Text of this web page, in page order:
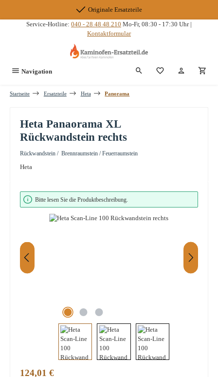
Originale Ersatzteile
Service-Hotline: 040 - 28 48 48 210 Mo-Fr, 08:30 - 17:30 Uhr |
Kontaktformular
Navigation Du hast 0
Startseite Ersatzteile Heta Panorama
Heta Panaorama XL
Rückwandstein rechts
Rückwandstein / Brennraumstein / Feuerraumstein
Heta
Bildergalerie überspringen
Bitte lesen Sie die Produktbeschreibung.
Regulärer Preis:
124,01 €